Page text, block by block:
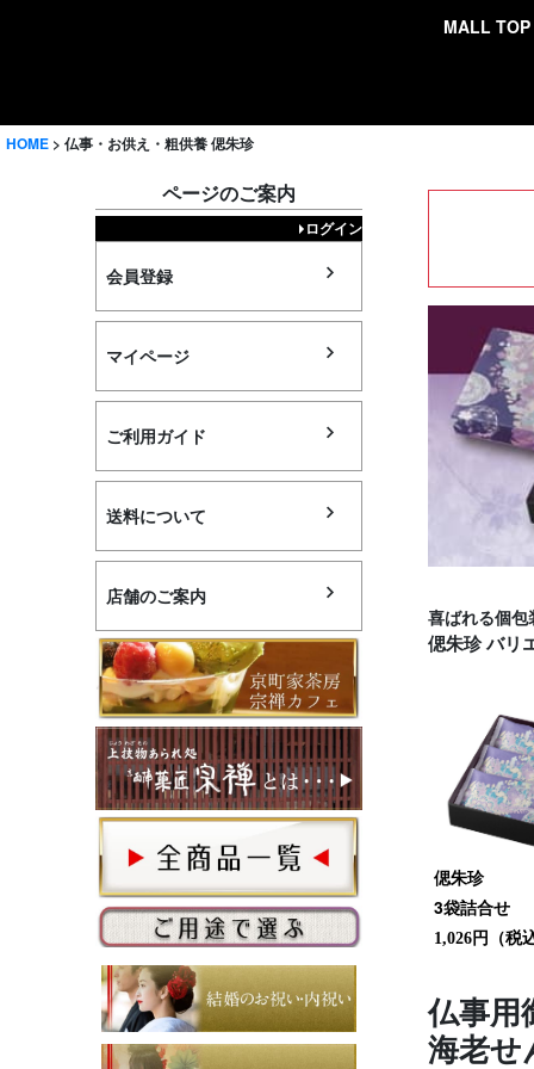
MALL TOP
HOME 仏事・お供え・粗供養 偲朱珍
ページのご案内
ログイン
会員登録
マイページ
ご利用ガイド
送料について
店舗のご案内
喜ばれる個
偲朱珍 バリ
偲朱珍
3袋詰合せ
1,026円 （税
仏事用
海老せ